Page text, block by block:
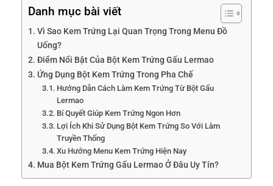
Danh mục bài viết
Vì Sao Kem Trứng Lại Quan Trọng Trong Menu Đồ
Uống?
Điểm Nổi Bật Của Bột Kem Trứng Gấu Lermao
Ứng Dụng Bột Kem Trứng Trong Pha Chế
Hướng Dẫn Cách Làm Kem Trứng Từ Bột Gấu
Lermao
Bí Quyết Giúp Kem Trứng Ngon Hơn
Lợi Ích Khi Sử Dụng Bột Kem Trứng So Với Làm
Truyền Thống
Xu Hướng Menu Kem Trứng Hiện Nay
Mua Bột Kem Trứng Gấu Lermao Ở Đâu Uy Tín?